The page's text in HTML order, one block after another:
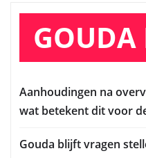
GOUDA
Aanhoudingen na
wat betekent dit voor
Gouda blijft vragen